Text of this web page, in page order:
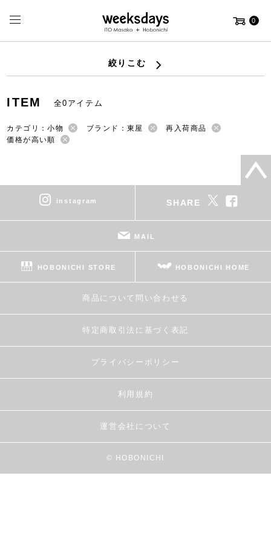
0
絞りこむ
ITEM 全0アイテム
カテゴリ：小物 ブランド：東屋
再入荷商品
価格が高い順
instagram SHARE
MAIL
HOBONICHI STORE HOBONICHI HOME
商品について問い合わせる
特定商取引法に基づく表記
プライバシーポリシー
利用規約
運営会社について
© HOBONICHI